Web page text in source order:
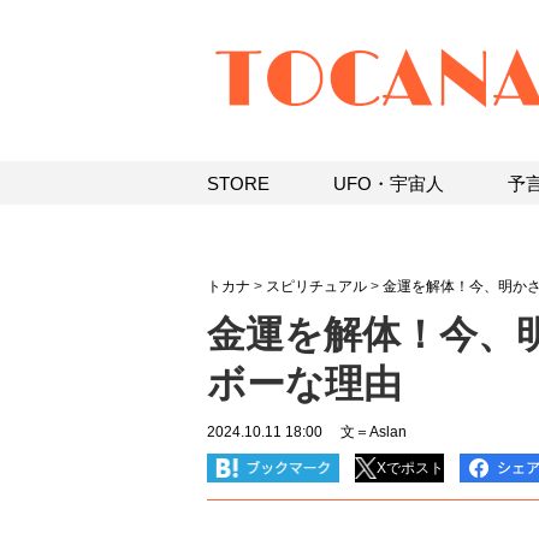
トカナ > スピリチュアル > 金運を解体！今、明か
金運を解体！今、
ボーな理由
2024.10.11 18:00 文＝Aslan
Xでポスト
STORE UFO・宇宙人 予